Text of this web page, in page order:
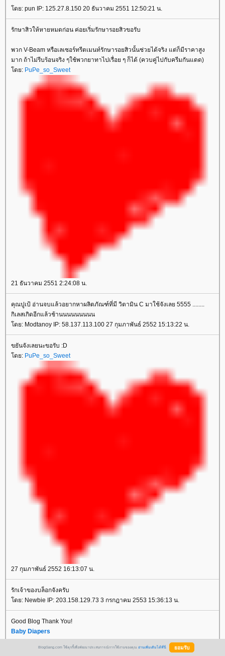
ดย: pun IP: 125.27.8.150 20 ธันวาคม 2551 12:50:21 น.
รักษาสิวให้หายหมดก่อน ค่อยเริ่มรักษารอยสิวขอรับ
พวก V-Beam หรือเลเซอร์ทรีตเมนท์รักษารอยสิวนั้นช่วยได้จริง แต่ก็มีราคาสูง
มาก ถ้าไม่รีบร้อนจริง ๆใช้พวกยาทาไปเรื่อย ๆ ก็ได้ (ควบคู่ไปกับครีมกันแดด)
ดย: PuPe_so_Sweet
21 ธันวาคม 2551 2:24:08 น.
คุณปูเป้ อ่านจบแล้วอยากหาผลิตภัณฑ์ที่มี วิตามิน C มาใช้จังเลย 5555 ........
กิเลสเกิดอีกแล้วช้านนนนนนนนน
ดย: Modtanoy IP: 58.137.113.100 27 กุมภาพันธ์ 2552 15:13:22 น.
ขยันจังเลยนะขอรับ :D
ดย: PuPe_so_Sweet
27 กุมภาพันธ์ 2552 16:13:07 น.
รักเจ้าของบล็อกจังครับ
ดย: Newbie IP: 203.158.129.73 3 กรกฎาคม 2553 15:36:13 น.
Good Blog Thank You!
Baby Diapers
BlogGang.com ใช้คุกกี้เพื่อพัฒนาประสบการณ์การใช้งานของคุณ อ่านเพิ่มเติมได้ที่นี่